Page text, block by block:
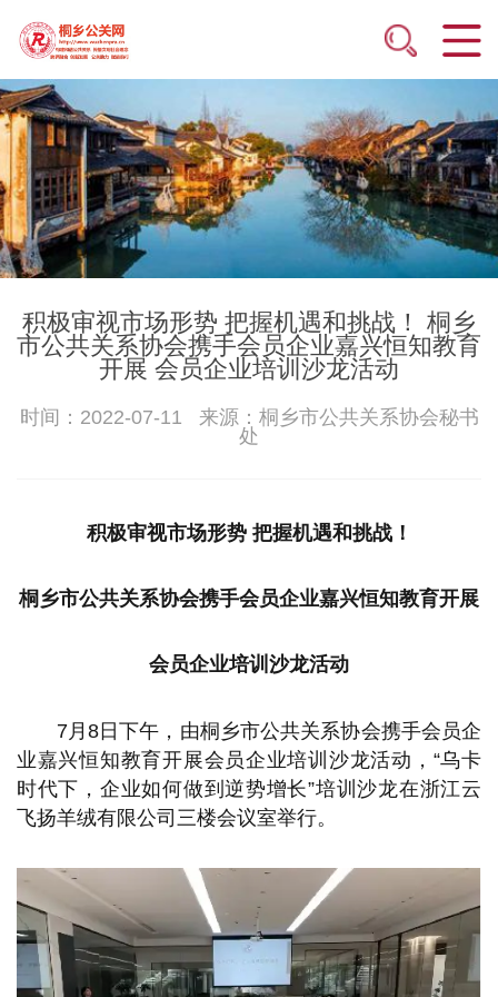
积极审视市场形势 把握机遇和挑战！ 桐乡
市公共关系协会携手会员企业嘉兴恒知教育
开展 会员企业培训沙龙活动
时间：2022-07-11 来源：桐乡市公共关系协会秘书
处
积极审视市场形势 把握机遇和挑战！
桐乡市公共关系协会携手会员企业嘉兴恒知教育开展
会员企业培训沙龙活动
7月8日下午，由桐乡市公共关系协会携手会员企
业嘉兴恒知教育开展会员企业培训沙龙活动，“乌卡
时代下，企业如何做到逆势增长”培训沙龙在浙江云
飞扬羊绒有限公司三楼会议室举行。